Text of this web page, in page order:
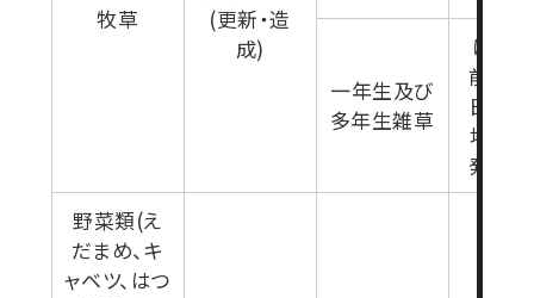
牧草
(更新・造
成)
一年生及び
多年生雑草
は種
前-は
日(耕
地後:
発生
野菜類(え
だまめ、キ
ャベツ、はつ